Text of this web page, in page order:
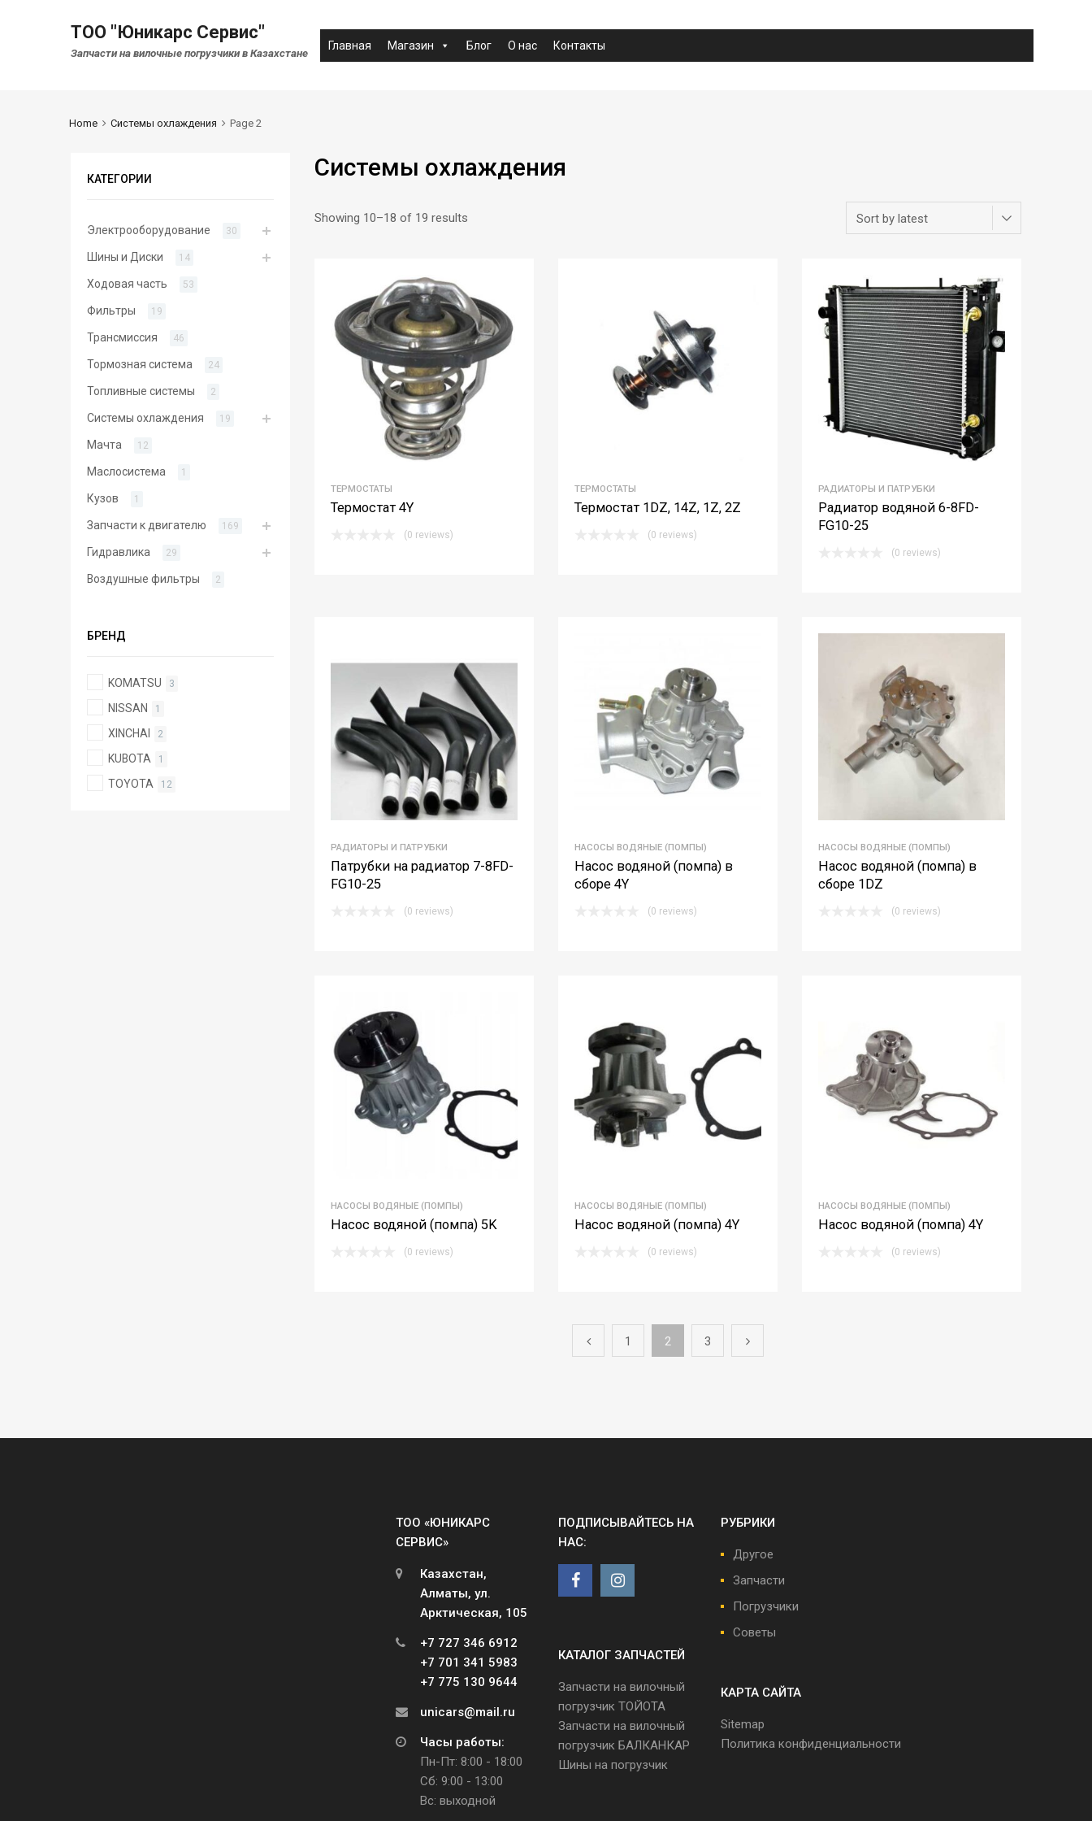
ТОО "Юникарс Сервис"
Запчасти на вилочные погрузчики в Казахстане
Главная Магазин Блог О нас Контакты
Home Системы охлаждения Page 2
Системы охлаждения
Showing 10–18 of 19 results
ТЕРМОСТАТЫ
Термостат 4Y
(0 reviews)
ТЕРМОСТАТЫ
Термостат 1DZ, 14Z, 1Z, 2Z
(0 reviews)
РАДИАТОРЫ И ПАТРУБКИ
Радиатор водяной 6-8FD-
FG10-25
(0 reviews)
РАДИАТОРЫ И ПАТРУБКИ
Патрубки на радиатор 7-8FD-
FG10-25
(0 reviews)
НАСОСЫ ВОДЯНЫЕ (ПОМПЫ)
Насос водяной (помпа) в
сборе 4Y
(0 reviews)
НАСОСЫ ВОДЯНЫЕ (ПОМПЫ)
Насос водяной (помпа) в
сборе 1DZ
(0 reviews)
НАСОСЫ ВОДЯНЫЕ (ПОМПЫ)
Насос водяной (помпа) 5K
(0 reviews)
НАСОСЫ ВОДЯНЫЕ (ПОМПЫ)
Насос водяной (помпа) 4Y
(0 reviews)
НАСОСЫ ВОДЯНЫЕ (ПОМПЫ)
Насос водяной (помпа) 4Y
(0 reviews)
1 2 3
КАТЕГОРИИ
Электрооборудование 30
Шины и Диски 14
Ходовая часть 53
Фильтры 19
Трансмиссия 46
Тормозная система 24
Топливные системы 2
Системы охлаждения 19
Мачта 12
Маслосистема 1
Кузов 1
Запчасти к двигателю 169
Гидравлика 29
Воздушные фильтры 2
БРЕНД
KOMATSU 3
NISSAN 1
XINCHAI 2
KUBOTA 1
TOYOTA 12
ТОО «ЮНИКАРС
СЕРВИС»
Казахстан,
Алматы, ул.
Арктическая, 105
+7 727 346 6912
+7 701 341 5983
+7 775 130 9644
unicars@mail.ru
Часы работы:
Пн-Пт: 8:00 - 18:00
Сб: 9:00 - 13:00
Вс: выходной
ПОДПИСЫВАЙТЕСЬ НА
НАС:
КАТАЛОГ ЗАПЧАСТЕЙ
Запчасти на вилочный
погрузчик ТОЙОТА
Запчасти на вилочный
погрузчик БАЛКАНКАР
Шины на погрузчик
РУБРИКИ
Другое
Запчасти
Погрузчики
Советы
КАРТА САЙТА
Sitemap
Политика конфиденциальности